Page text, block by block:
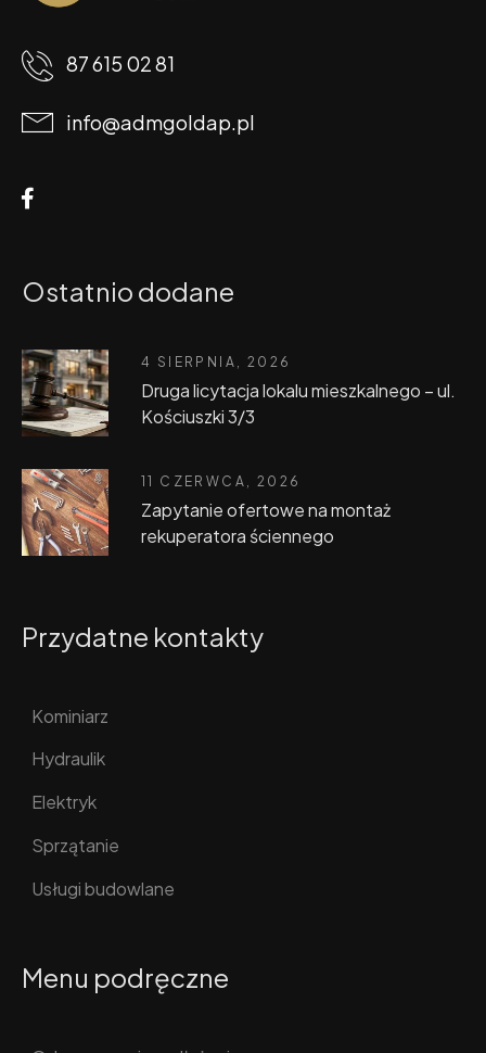
87 615 02 81
info@admgoldap.pl
Ostatnio dodane
4 SIERPNIA, 2026
Druga licytacja lokalu mieszkalnego – ul.
Kościuszki 3/3
11 CZERWCA, 2026
Zapytanie ofertowe na montaż
rekuperatora ściennego
Przydatne kontakty
Kominiarz
Hydraulik
Elektryk
Sprzątanie
Usługi budowlane
Menu podręczne